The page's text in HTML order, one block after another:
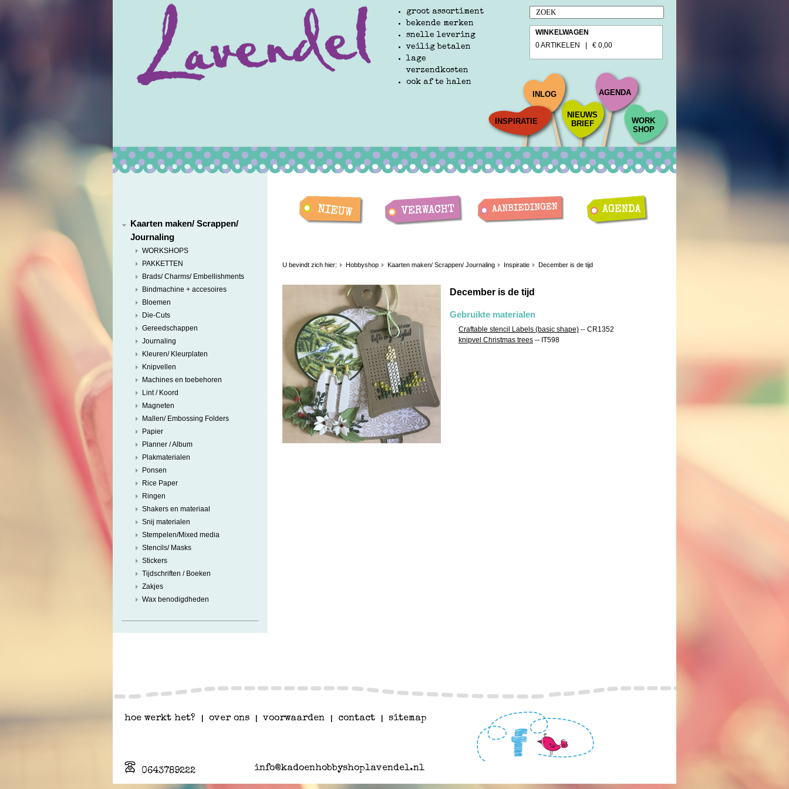
groot assortiment
bekende merken
snelle levering
veilig betalen
lage
verzendkosten
ook af te halen
WINKELWAGEN
0 ARTIKELEN | € 0,00
INSPIRATIE
INLOG
NIEUWS
BRIEF
AGENDA
WORK
SHOP
Kaarten maken/ Scrappen/
Journaling
WORKSHOPS
PAKKETTEN
Brads/ Charms/ Embellishments
Bindmachine + accesoires
Bloemen
Die-Cuts
Gereedschappen
Journaling
Kleuren/ Kleurplaten
Knipvellen
Machines en toebehoren
Lint / Koord
Magneten
Mallen/ Embossing Folders
Papier
Planner / Album
Plakmaterialen
Ponsen
Rice Paper
Ringen
Shakers en materiaal
Snij materialen
Stempelen/Mixed media
Stencils/ Masks
Stickers
Tijdschriften / Boeken
Zakjes
Wax benodigdheden
U bevindt zich hier: Hobbyshop Kaarten maken/ Scrappen/ Journaling Inspiratie December is de tijd
December is de tijd
Gebruikte materialen
Craftable stencil Labels (basic shape) -- CR1352
knipvel Christmas trees -- IT598
hoe werkt het? over ons voorwaarden contact sitemap
0643789222 info@kadoenhobbyshoplavendel.nl